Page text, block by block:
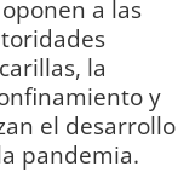
a las
la
y
el desarrollo
pandemia.